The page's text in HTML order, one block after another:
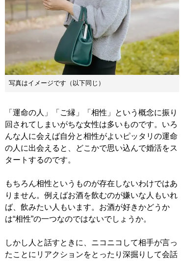
写真はイメージです（以下同じ）
「運命の人」「ご縁」「相性」という概念に振り
回されてしまいがちな女性は多いものです。いろ
んな人に会えば自分と相性がよいピッタリの運命
の人に出会えると、どこかで思い込んで婚活をス
タートするのです。
もちろん相性というものが存在しないわけではあ
りません。例えばお酒を飲むのが嫌いな人もいれ
ば、飲みたい人もいます。お酒が好きかどうか
は“相性”の一つなのではないでしょうか。
しかし人と話すときに、ニコニコして相手が言っ
たことにリアクションをとったり深掘りして会話